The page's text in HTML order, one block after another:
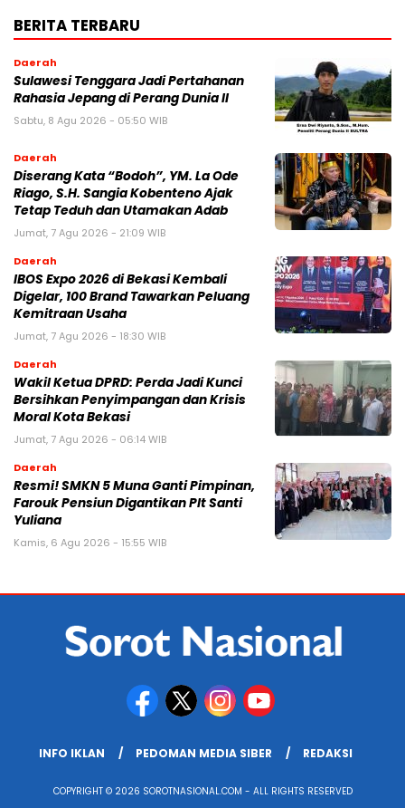
BERITA TERBARU
Daerah
Sulawesi Tenggara Jadi Pertahanan
Rahasia Jepang di Perang Dunia II
Sabtu, 8 Agu 2026 - 05:50 WIB
Daerah
Diserang Kata “Bodoh”, YM. La Ode
Riago, S.H. Sangia Kobenteno Ajak
Tetap Teduh dan Utamakan Adab
Jumat, 7 Agu 2026 - 21:09 WIB
Daerah
IBOS Expo 2026 di Bekasi Kembali
Digelar, 100 Brand Tawarkan Peluang
Kemitraan Usaha
Jumat, 7 Agu 2026 - 18:30 WIB
Daerah
Wakil Ketua DPRD: Perda Jadi Kunci
Bersihkan Penyimpangan dan Krisis
Moral Kota Bekasi
Jumat, 7 Agu 2026 - 06:14 WIB
Daerah
Resmi! SMKN 5 Muna Ganti Pimpinan,
Farouk Pensiun Digantikan Plt Santi
Yuliana
Kamis, 6 Agu 2026 - 15:55 WIB
INFO IKLAN PEDOMAN MEDIA SIBER REDAKSI
COPYRIGHT © 2026 SOROTNASIONAL.COM - ALL RIGHTS RESERVED